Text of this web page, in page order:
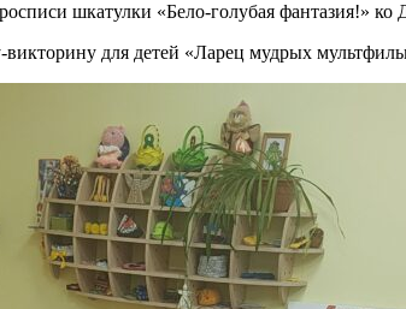
шкатулки «Бело-голубая фантазия!»
для детей «Ларец мудрых